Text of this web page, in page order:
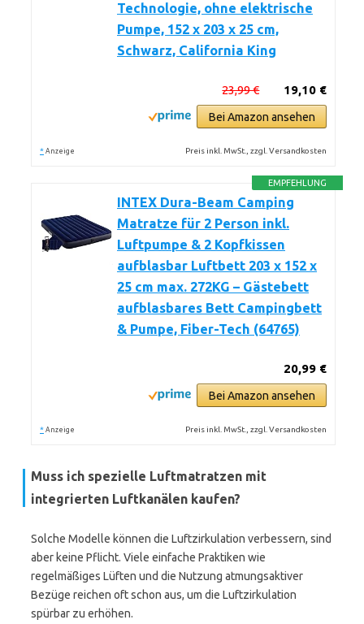
Technologie, ohne elektrische
Pumpe, 152 x 203 x 25 cm,
Schwarz, California King
19,10 €
23,99 €
Bei Amazon ansehen
* Anzeige Preis inkl. MwSt., zzgl. Versandkosten
EMPFEHLUNG
INTEX Dura-Beam Camping
Matratze für 2 Person inkl.
Luftpumpe & 2 Kopfkissen
aufblasbar Luftbett 203 x 152 x
25 cm max. 272KG – Gästebett
aufblasbares Bett Campingbett
& Pumpe, Fiber-Tech (64765)
20,99 €
Bei Amazon ansehen
* Anzeige Preis inkl. MwSt., zzgl. Versandkosten
Muss ich spezielle Luftmatratzen mit
integrierten Luftkanälen kaufen?
Solche Modelle können die Luftzirkulation verbessern, sind
aber keine Pflicht. Viele einfache Praktiken wie
regelmäßiges Lüften und die Nutzung atmungsaktiver
Bezüge reichen oft schon aus, um die Luftzirkulation
spürbar zu erhöhen.